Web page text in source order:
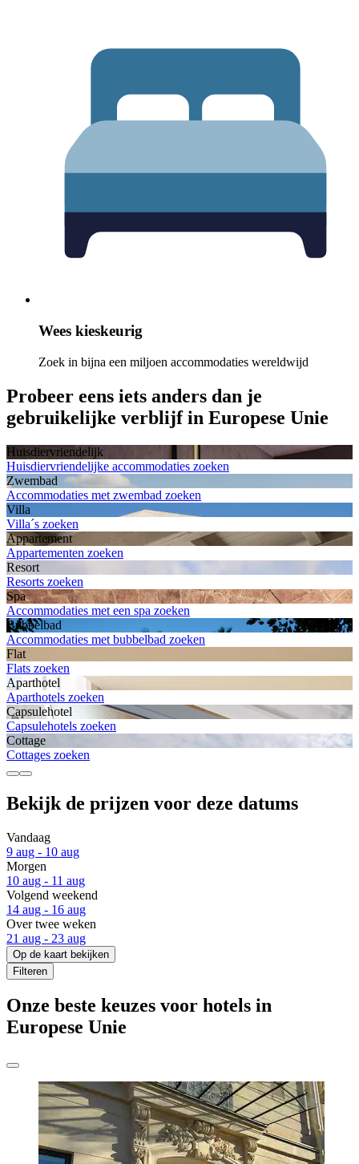
Wees kieskeurig
Zoek in bijna een miljoen accommodaties wereldwijd
Probeer eens iets anders dan je
gebruikelijke verblijf in Europese Unie
Huisdiervriendelijk
Huisdiervriendelijke accommodaties zoeken
Zwembad
Accommodaties met zwembad zoeken
Villa
Villa´s zoeken
Appartement
Appartementen zoeken
Resort
Resorts zoeken
Spa
Accommodaties met een spa zoeken
Bubbelbad
Accommodaties met bubbelbad zoeken
Flat
Flats zoeken
Aparthotel
Aparthotels zoeken
Capsulehotel
Capsulehotels zoeken
Cottage
Cottages zoeken
Bekijk de prijzen voor deze datums
Vandaag
9 aug - 10 aug
Morgen
10 aug - 11 aug
Volgend weekend
14 aug - 16 aug
Over twee weken
21 aug - 23 aug
Op de kaart bekijken
Filteren
Onze beste keuzes voor hotels in
Europese Unie